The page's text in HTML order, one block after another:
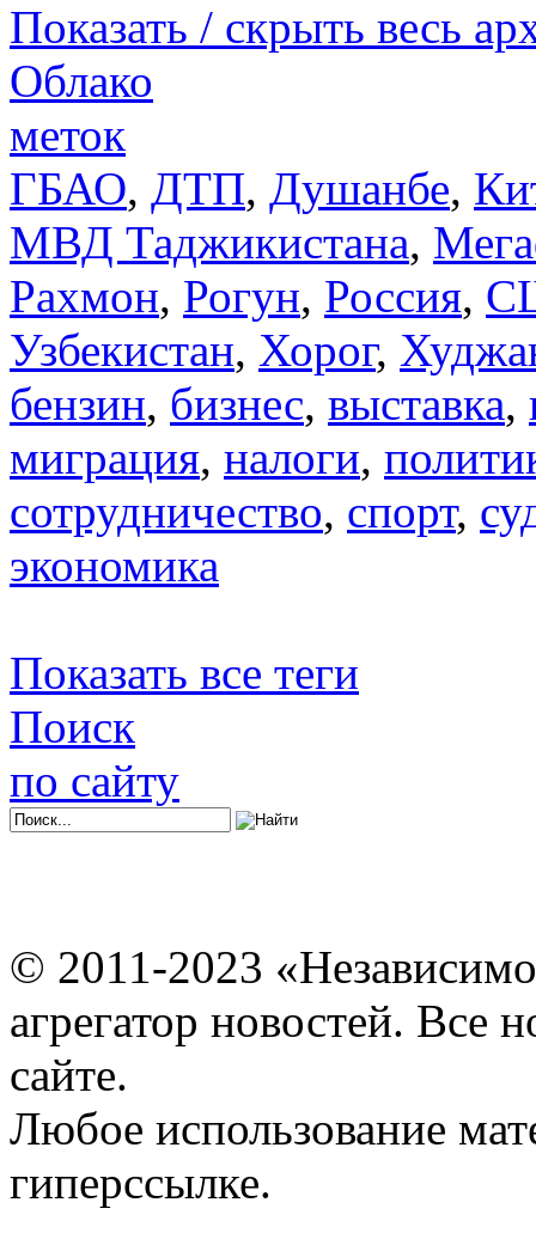
Показать / скрыть весь
Облако
меток
ГБАО, ДТП, Душанбе,
МВД Таджикистана,
Рахмон, Рогун, Россия,
Узбекистан, Хорог,
бензин, бизнес, выставка,
миграция, налоги,
сотрудничество, спорт,
экономика
Показать все теги
Поиск
по сайту
© 2011-2023
агрегатор новостей. Все
сайте.
Любое использование
гиперссылке.